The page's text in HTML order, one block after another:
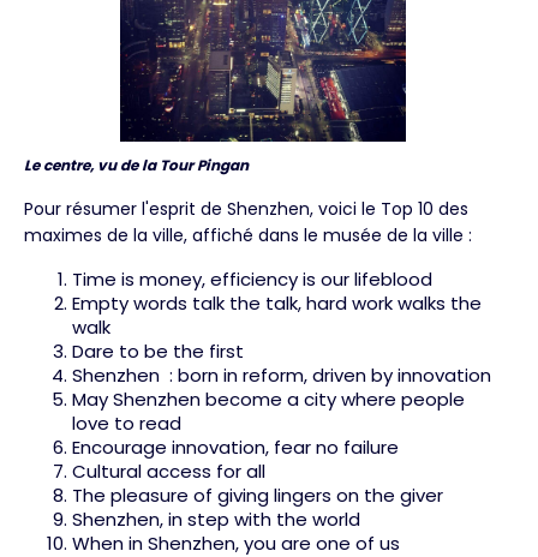
Le centre, vu de la Tour Pingan
Pour résumer l'esprit de Shenzhen, voici le Top 10 des
maximes de la ville, affiché dans le musée de la ville :
Time is money, efficiency is our lifeblood
Empty words talk the talk, hard work walks the
walk
Dare to be the first
Shenzhen : born in reform, driven by innovation
May Shenzhen become a city where people
love to read
Encourage innovation, fear no failure
Cultural access for all
The pleasure of giving lingers on the giver
Shenzhen, in step with the world
When in Shenzhen, you are one of us